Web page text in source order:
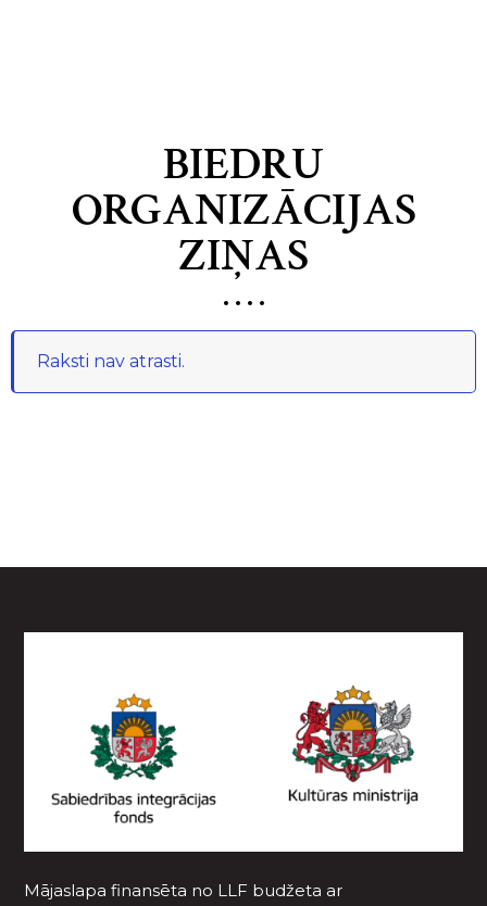
BIEDRU
ORGANIZĀCIJAS
ZIŅAS
Raksti nav atrasti.
Mājaslapa finansēta no LLF budžeta ar